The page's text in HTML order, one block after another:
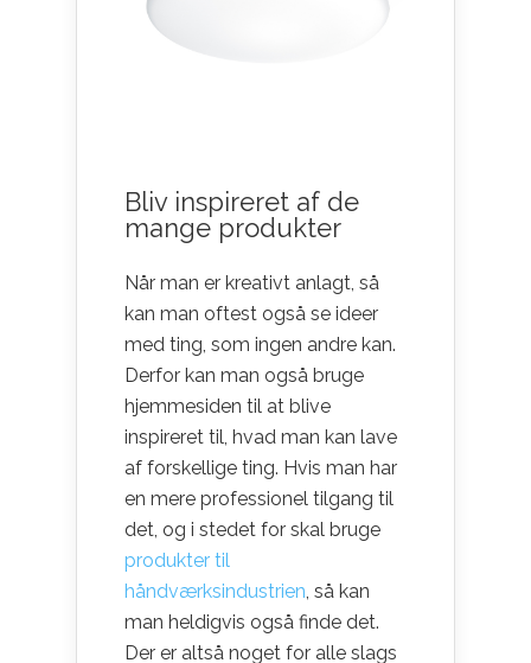
Bliv inspireret af de
mange produkter
Når man er kreativt anlagt, så
kan man oftest også se ideer
med ting, som ingen andre kan.
Derfor kan man også bruge
hjemmesiden til at blive
inspireret til, hvad man kan lave
af forskellige ting. Hvis man har
en mere professionel tilgang til
det, og i stedet for skal bruge
produkter til
håndværksindustrien, så kan
man heldigvis også finde det.
Der er altså noget for alle slags